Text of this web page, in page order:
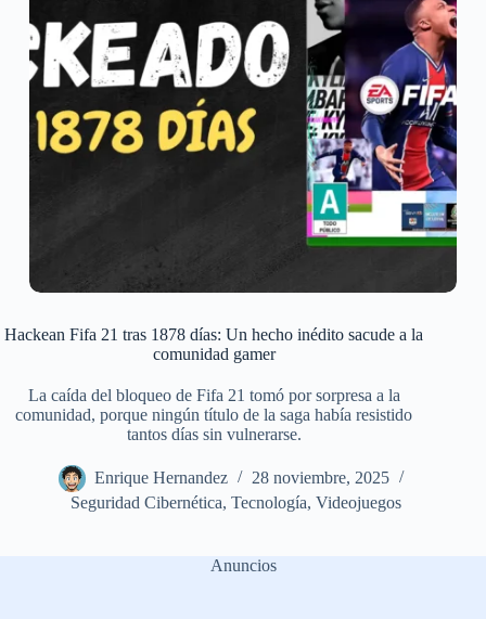
Hackean Fifa 21 tras 1878 días: Un hecho inédito sacude a la
comunidad gamer
La caída del bloqueo de Fifa 21 tomó por sorpresa a la
comunidad, porque ningún título de la saga había resistido
tantos días sin vulnerarse.
Enrique Hernandez
28 noviembre, 2025
Seguridad Cibernética, Tecnología, Videojuegos
Anuncios